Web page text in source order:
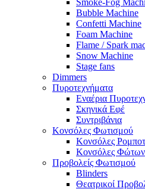
Smoke-Fog
Bubble Machine
Confetti Machine
Foam Machine
Flame / Spark
Snow Machine
Stage fans
Dimmers
Πυροτεχνήματα
Εναέρια
Σκηνικά Εφέ
Συντριβάνια
Κονσόλες Φωτισμού
Κονσόλες
Κονσόλες Φώτων
Προβολείς Φωτισμού
Blinders
Θεατρικοί